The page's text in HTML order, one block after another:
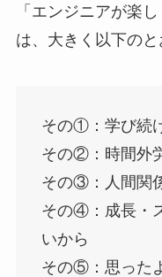
「エンジニアが楽
は、大きく以下のと
その①：学び続
その②：時間外
その③：人間関
その④：成長・
いから
その⑤：思った